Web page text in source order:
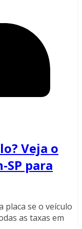
Veja o
SP para
placa se o veículo
as taxas em